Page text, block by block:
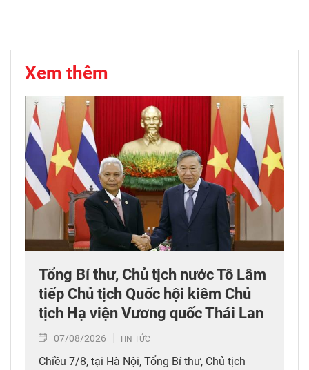
Xem thêm
Tổng Bí thư, Chủ tịch nước Tô Lâm
tiếp Chủ tịch Quốc hội kiêm Chủ
tịch Hạ viện Vương quốc Thái Lan
07/08/2026 TIN TỨC
Chiều 7/8, tại Hà Nội, Tổng Bí thư, Chủ tịch